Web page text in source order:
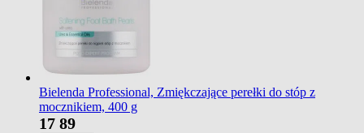
Bielenda Professional, Zmiękczające perełki do stóp z
mocznikiem, 400 g
17 89